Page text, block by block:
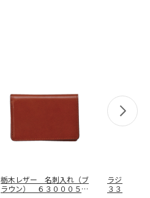
栃木レザー 名刺入れ（ブ
ラウン） ６３０００５－
ラジオメー
３３－２８